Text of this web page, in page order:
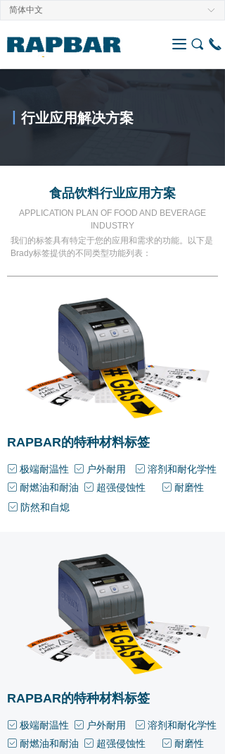
ꀅ
简体中文
끀 끅
끠
行业应用解决方案
食品饮料行业应用方案
APPLICATION PLAN OF FOOD AND BEVERAGE
INDUSTRY
我们的标签具有特定于您的应用和需求的功能。以下是
Brady标签提供的不同类型功能列表：
ꁁ 极端耐温性 ꁁ 户外耐用 ꁁ 溶剂和耐化学性
ꁁ 耐燃油和耐油 ꁁ 超强侵蚀性 ꁁ 耐磨性
ꁁ 防然和自熄
RAPBAR的特种材料标签
ꁁ 极端耐温性 ꁁ 户外耐用 ꁁ 溶剂和耐化学性
ꁁ 耐燃油和耐油 ꁁ 超强侵蚀性 ꁁ 耐磨性
RAPBAR的特种材料标签